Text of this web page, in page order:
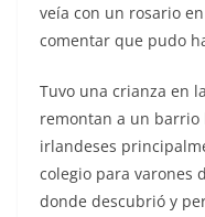
veía con un rosario
comentar que pudo
Tuvo una crianza en
remontan a un
irlandeses
colegio para varones
donde descubrió y